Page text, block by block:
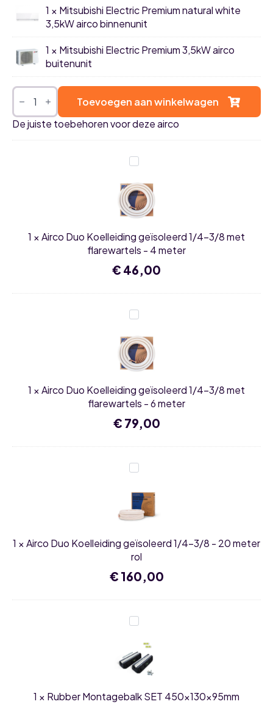
1 × Mitsubishi Electric Premium natural white
3,5kW airco binnenunit
1 × Mitsubishi Electric Premium 3,5kW airco
buitenunit
Mitsubishi
Electric
Premium
natural
white
3,5kW
Toevoegen aan winkelwagen
De juiste toebehoren voor deze airco
Airco
Duo
Koelleiding
geïsoleerd
1/4-
3/8
met
-
4
meter
1 ×Airco Duo Koelleiding geïsoleerd 1/4-3/8 met
flarewartels - 4 meter
€ 46,00
Airco
Duo
Koelleiding
geïsoleerd
1/4-
3/8
met
-
6
meter
1 ×Airco Duo Koelleiding geïsoleerd 1/4-3/8 met
flarewartels - 6 meter
€ 79,00
Airco
Duo
geïsoleerd
1/4-
3/8
meter
rol
1 ×Airco Duo Koelleiding geïsoleerd 1/4-3/8 - 20 meter
rol
€ 160,00
Rubber
Montagebalk
SET
450x130x95mm
1 × Rubber Montagebalk SET 450x130x95mm